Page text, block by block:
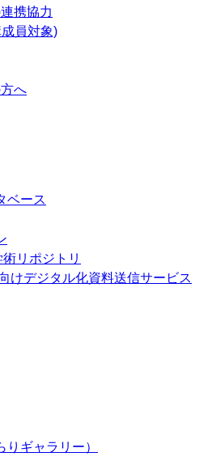
携協力
員対象)
へ
ベース
リポジトリ
けデジタル化資料送信サービス
ギャラリー）